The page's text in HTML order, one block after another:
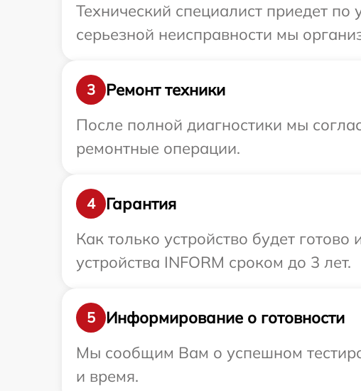
Технический специалист приедет
серьезной неисправности мы
3
Ремонт техники
После полной диагностики мы
ремонтные операции.
4
Гарантия
Как только устройство будет
устройства INFORM сроком до 3 лет.
5
Информирование о готовности
Мы сообщим Вам о успешном
и время.